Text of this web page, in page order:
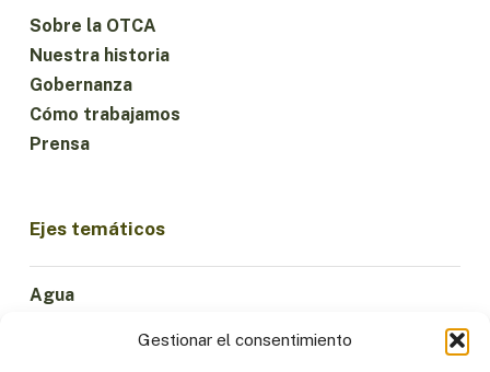
Gestionar el consentimiento
Sobre la OTCA
Nuestra historia
Gobernanza
Cómo trabajamos
Prensa
Ejes temáticos
Agua